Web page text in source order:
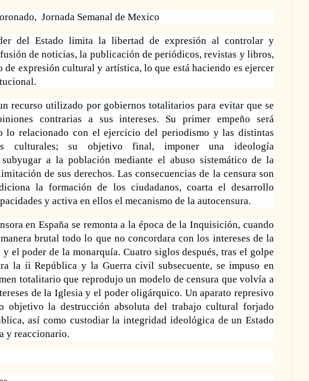
Jornada Semanal de Mexico
del Estado limita la libertad de expresión al controlar y
de noticias, la publicación de periódicos, revistas y libros,
de expresión cultural y artística, lo que está haciendo es ejercer
recurso utilizado por gobiernos totalitarios para evitar que se
contrarias a sus intereses. Su primer empeño será
lo relacionado con el ejercicio del periodismo y las distintas
culturales; su objetivo final, imponer una ideología
a la población mediante el abuso sistemático de la
de sus derechos. Las consecuencias de la censura son
laformación de los ciudadanos, coarta el desarrollo
y activa en ellos el mecanismo de la autocensura.
en España se remonta a la época de la Inquisición, cuando
brutal todo lo que no concordara con los intereses de la
el poder de la monarquía. Cuatro siglos después, tras el golpe
la iiRepública y la Guerra civil subsecuente, se impuso en
totalitario que reprodujo un modelo de censura que volvía a
de la Iglesia y el poder oligárquico. Un aparato represivo
objetivo la destrucción absoluta del trabajo cultural forjado
así como custodiar la integridad ideológica de un Estado
y reaccionario.